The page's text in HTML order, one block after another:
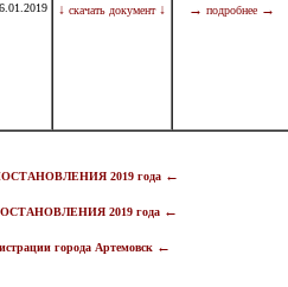
↓ скачать документ↓ → подробнее →
ПОСТАНОВЛЕНИЯ 2019 года ←
ПОСТАНОВЛЕНИЯ 2019 года ←
города Артемовск ←